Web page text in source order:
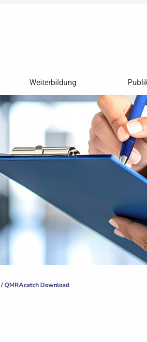
Weiterbildung
/QMRAcatch Download